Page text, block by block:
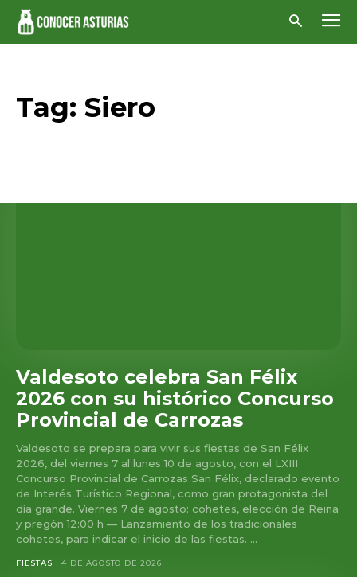
Tag: Siero
Valdesoto celebra San Félix
2026 con su histórico Concurso
Provincial de Carrozas
Valdesoto se prepara para vivir sus fiestas de San Félix
2026, del viernes 7 al lunes 10 de agosto, con el LXIII
Concurso Provincial de Carrozas San Félix, declarado evento
de Interés Turístico Regional, como gran protagonista del
día grande. Viernes 7 de agosto: cohetes, elección de Reina
y pregón 12:00 h — Lanzamiento de los tradicionales
cohetes, para indicar el inicio de las fiestas. ...
FIESTAS 4 DE AGOSTO DE 2026